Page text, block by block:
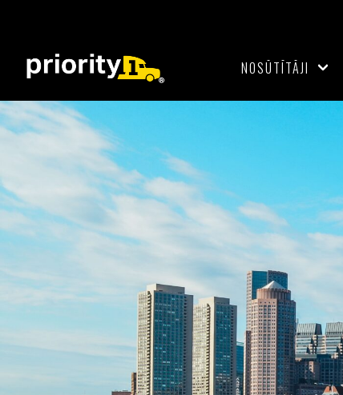
NOSŪTĪTĀJI